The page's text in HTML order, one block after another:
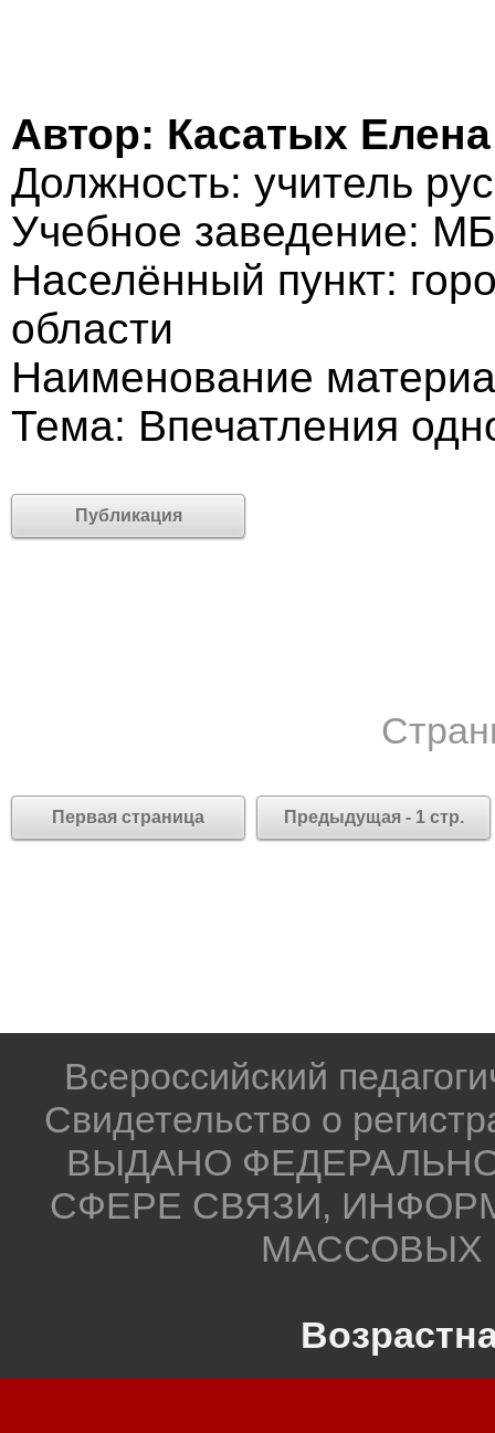
Автор: Касатых
Должность: учитель
Учебное заведение:
Населённый пункт:
области
Наименование
Тема: Впечатления
Публикация
Первая страница Предыдущая - 1 стр.
Всероссийский
Свидетельство о
ВЫДАНО
СФЕРЕ СВЯЗИ,
МАССОВЫХ